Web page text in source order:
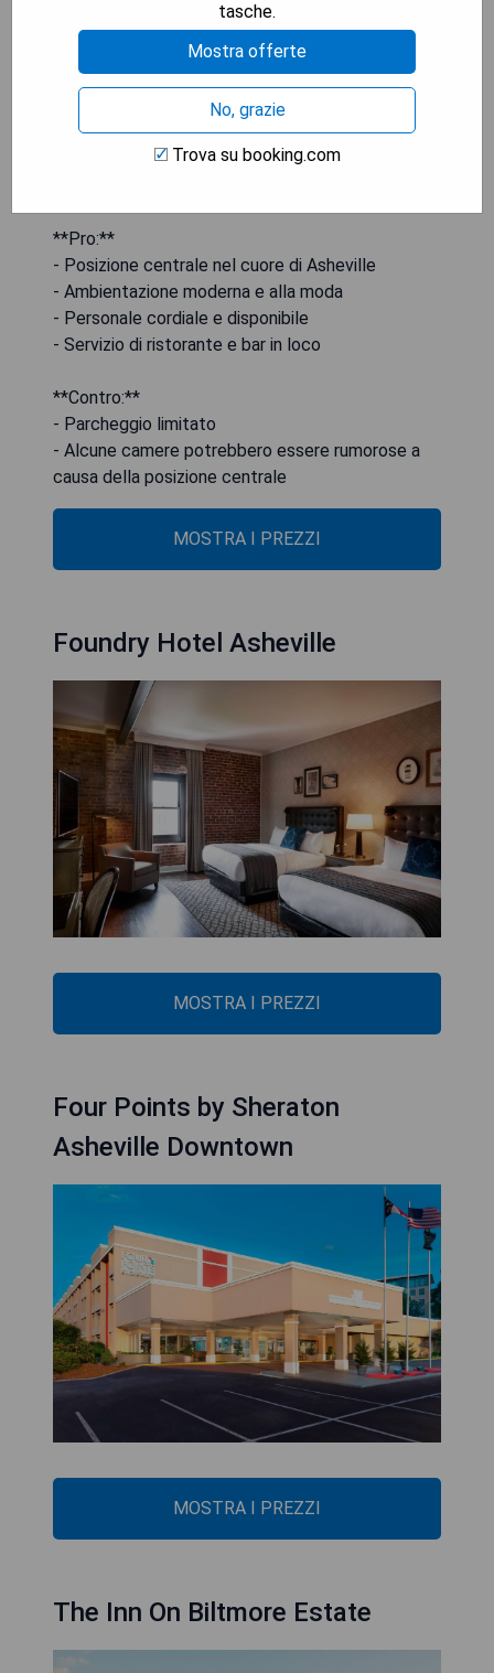
**Pro:**
- Posizione centrale nel cuore di Asheville
- Ambientazione moderna e alla moda
- Personale cordiale e disponibile
- Servizio di ristorante e bar in loco
**Contro:**
- Parcheggio limitato
- Alcune camere potrebbero essere rumorose a
causa della posizione centrale
MOSTRA I PREZZI
Foundry Hotel Asheville
MOSTRA I PREZZI
Four Points by Sheraton
Asheville Downtown
MOSTRA I PREZZI
The Inn On Biltmore Estate
tasche.
Mostra offerte
No, grazie
Trova su booking.com